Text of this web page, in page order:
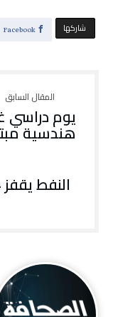
‫‫ شاركها‬ Facebook
يوم دراسي
هندسية